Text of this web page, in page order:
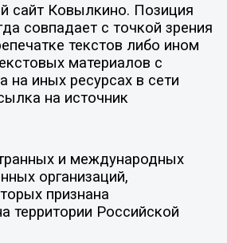
сайт Ковылкино. Позиция
совпадает с точкой зрения
текстов либо ином
материалов с
на иных ресурсах в сети
на источник
и международных
организаций,
признана
территории Российской